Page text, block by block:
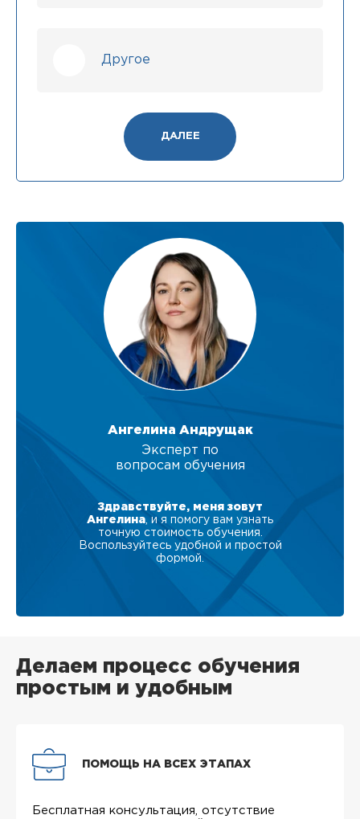
Другое
ДАЛЕЕ
Ангелина Андрущак
Эксперт по
вопросам обучения
Здравствуйте, меня зовут
Ангелина , и я помогу вам узнать
точную стоимость обучения.
Воспользуйтесь удобной и простой
формой.
Делаем процесс обучения
простым и удобным
ПОМОЩЬ НА ВСЕХ ЭТАПАХ
Бесплатная консультация, отсутствие